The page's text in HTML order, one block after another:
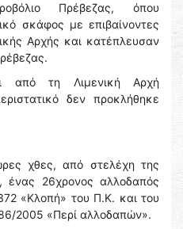
Πρέβεζας, όπου
σκάφος με επιβαίνοντες
Αρχής και κατέπλευσαν
από τη Λιμενική Αρχή
δεν προκλήθηκε
χθες, από στελέχη της
ένας 26χρονος αλλοδαπός
«Κλοπή» του Π.Κ. και του
2005 «Περί αλλοδαπών».